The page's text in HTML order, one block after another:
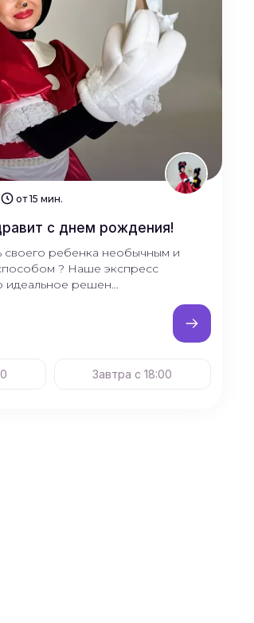
от 15 мин.
с днем рождения!
своего ребенка необычным и
? Наше экспресс
идеальное решен...
Завтра с 18:00